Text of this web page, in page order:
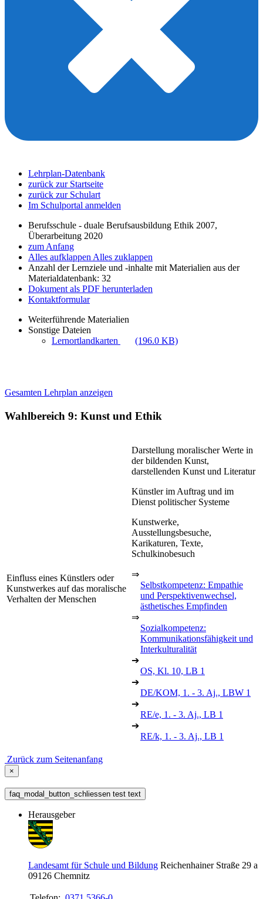
Lehrplan-Datenbank
zurück zur Startseite
zurück zur Schulart
Im Schulportal anmelden
Berufsschule - duale Berufsausbildung Ethik 2007,
Überarbeitung 2020
zum Anfang
Alles aufklappen Alles zuklappen
Anzahl der Lernziele und -inhalte mit Materialien aus der
Materialdatenbank: 32
Dokument als PDF herunterladen
Kontaktformular
Weiterführende Materialien
Sonstige Dateien
Lernortlandkarten
(196.0 KB)
Gesamten Lehrplan anzeigen
Wahlbereich 9: Kunst und Ethik
Einfluss eines Künstlers oder
Kunstwerkes auf das moralische
Verhalten der Menschen
Darstellung moralischer Werte in
der bildenden Kunst,
darstellenden Kunst und Literatur
Künstler im Auftrag und im
Dienst politischer Systeme
Kunstwerke,
Ausstellungsbesuche,
Karikaturen, Texte,
Schulkinobesuch
⇒
Selbstkompetenz: Empathie
und Perspektivenwechsel,
ästhetisches Empfinden
⇒
Sozialkompetenz:
Kommunikationsfähigkeit und
Interkulturalität
➔
OS, Kl. 10, LB 1
➔
DE/KOM, 1. - 3. Aj., LBW 1
➔
RE/e, 1. - 3. Aj., LB 1
➔
RE/k, 1. - 3. Aj., LB 1
Zurück zum Seitenanfang
×
faq_modal_button_schliessen test text
Herausgeber
Landesamt für Schule und Bildung Reichenhainer Straße 29 a
09126 Chemnitz